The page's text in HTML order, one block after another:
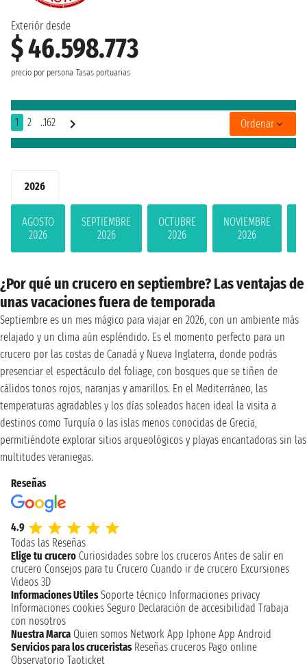
2026
AGOSTO
2026
SEPTIEMBRE
2026
OCTUBRE
2026
NOVIEMBRE
2026
¿Por qué un crucero en septiembre? Las ventajas de
unas vacaciones fuera de temporada
Septiembre es un mes mágico para viajar en 2026, con un ambiente más
relajado y un clima aún espléndido. Es el momento perfecto para un
crucero por las costas de Canadá y Nueva Inglaterra, donde podrás
presenciar el espectáculo del foliage, con bosques que se tiñen de
cálidos tonos rojos, naranjas y amarillos. En el Mediterráneo, las
temperaturas agradables y los días soleados hacen ideal la visita a
destinos como Turquía o las islas menos conocidas de Grecia,
permitiéndote explorar sitios arqueológicos y playas encantadoras sin las
multitudes veraniegas.
Exteriór desde
$ 46.598.773
precio por persona Tasas portuarias
1 2 ..162 Ordenar
Reseñas
4.9
Todas las Reseñas
Elige tu crucero Curiosidades sobre los cruceros Antes de salir en
crucero Consejos para tu Crucero Cuando ir de crucero Excursiones
Videos 3D
Informaciones Utiles Soporte técnico Informaciones privacy
Informaciones cookies Seguro Declaración de accesibilidad Trabaja
con nosotros
Nuestra Marca Quien somos Network App Iphone App Android
Servicios para los cruceristas Reseñas cruceros Pago online
Observatorio Taoticket